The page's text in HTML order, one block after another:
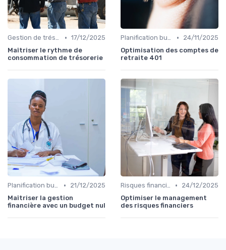
Gestion de trésorerie • 17/12/2025
Maîtriser le rythme de
consommation de trésorerie
Planification budgétaire •
24/11/2025
Optimisation des comptes de
retraite 401
Planification budgétaire •
21/12/2025
Maîtriser la gestion
financière avec un budget nul
Risques financiers •
24/12/2025
Optimiser le management
des risques financiers